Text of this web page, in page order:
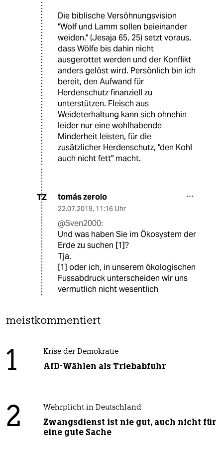
Die biblische Versöhnungsvision
"Wolf und Lamm sollen beieinander
weiden." (Jesaja 65, 25) setzt voraus,
dass Wölfe bis dahin nicht
ausgerottet werden und der Konflikt
anders gelöst wird. Persönlich bin ich
bereit, den Aufwand für
Herdenschutz finanziell zu
unterstützen. Fleisch aus
Weideterhaltung kann sich ohnehin
leider nur eine wohlhabende
Minderheit leisten, für die
zusätzlicher Herdenschutz, "den Kohl
auch nicht fett" macht.
TZ tomás zerolo
22.07.2019, 11:16 Uhr
@Sven2000:
Und was haben Sie im Ökosystem der
Erde zu suchen [1]?
Tja.
[1] oder ich, in unserem ökologischen
Fussabdruck unterscheiden wir uns
vermutlich nicht wesentlich
meistkommentiert
1 Krise der Demokratie
AfD-Wählen als Triebabfuhr
2 Wehrplicht in Deutschland
Zwangsdienst ist nie gut, auch nicht für
eine gute Sache